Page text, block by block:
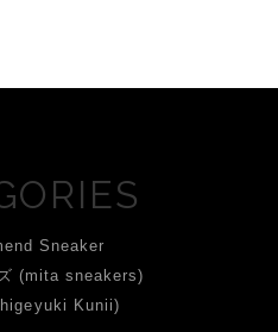
Sneaker
(mita sneakers)
Kunii)